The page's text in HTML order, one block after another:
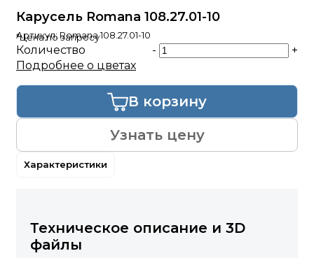
Характеристики
Техническое описание и 3D
файлы
Карусель Romana 108.27.01-10
Артикул: Romana 108.27.01-10
*Цена по запросу
Количество -
+
Подробнее о цветах
Узнать цену
В корзину